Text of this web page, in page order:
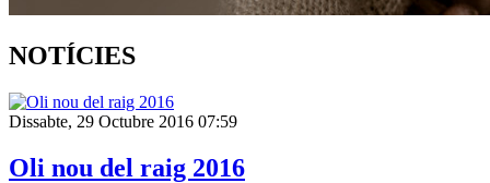
NOTÍCIES
Dissabte, 29 Octubre 2016 07:59
Oli nou del raig 2016